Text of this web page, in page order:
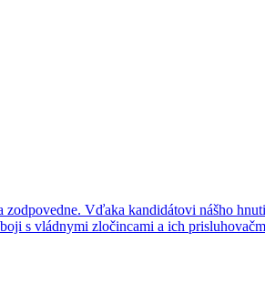
Vďaka kandidátovi nášho
s vládnymi zločincami a ich